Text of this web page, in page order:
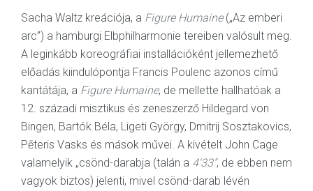
Sacha Waltz kreációja, a Figure Humaine(„Az emberi
arc”) a hamburgi Elbphilharmonie tereiben valósult meg.
A leginkább koreográfiai installációként jellemezhető
előadás kiindulópontja Francis Poulenc azonos című
kantátája, a Figure Humaine, de mellette hallhatóak a
12. századi misztikus és zeneszerző Hildegard von
Bingen, Bartók Béla, Ligeti György, Dmitrij Sosztakovics,
Pēteris Vasks és mások művei. A kivételt John Cage
valamelyik „csönd-darabja (talán a 4'33", de ebben nem
vagyok biztos) jelenti, mivel csönd-darab lévén